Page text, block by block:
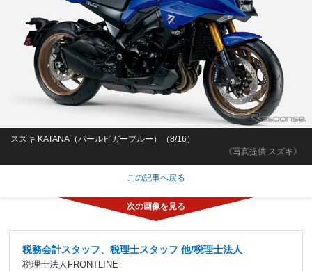
《写真提供 スズキ》
スズキ KATANA（パールビガーブルー）（8/16）
この記事へ戻る
税務会計スタッフ、税理士スタッフ 他/税理士法人
税理士法人FRONTLINE